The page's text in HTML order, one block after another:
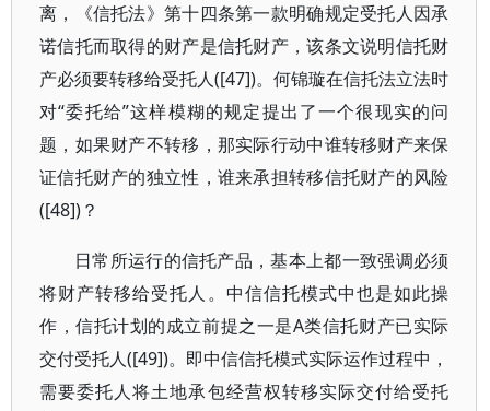
离，《信托法》第十四条第一款明确规定受托人因承
诺信托而取得的财产是信托财产，该条文说明信托财
产必须要转移给受托人([47])。何锦璇在信托法立法时
对“委托给”这样模糊的规定提出了一个很现实的问
题，如果财产不转移，那实际行动中谁转移财产来保
证信托财产的独立性，谁来承担转移信托财产的风险
([48])？
日常所运行的信托产品，基本上都一致强调必须
将财产转移给受托人。中信信托模式中也是如此操
作，信托计划的成立前提之一是A类信托财产已实际
交付受托人([49])。即中信信托模式实际运作过程中，
需要委托人将土地承包经营权转移实际交付给受托